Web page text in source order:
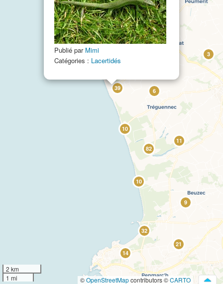
21
9
11
10
10
82
14
32
6
39
3
Publié par Mimi
Catégories : Lacertidés
2 km
1 mi
©OpenStreetMapcontributors ©CARTO